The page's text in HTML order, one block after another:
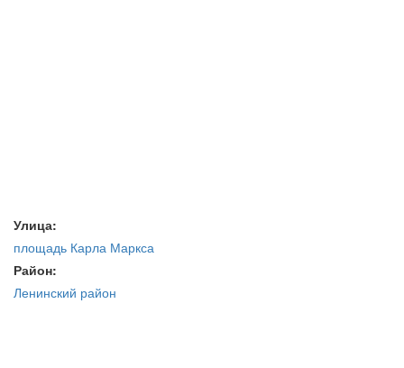
Улица:
площадь Карла Маркса
Район:
Ленинский район